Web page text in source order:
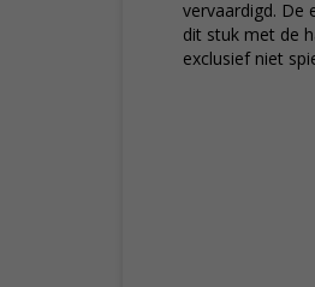
vervaardigd. De
dit stuk met de
exclusief niet